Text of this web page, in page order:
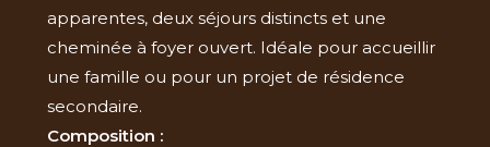
apparentes, deux séjours distincts et une
cheminée à foyer ouvert. Idéale pour accueillir
une famille ou pour un projet de résidence
secondaire.
Composition :